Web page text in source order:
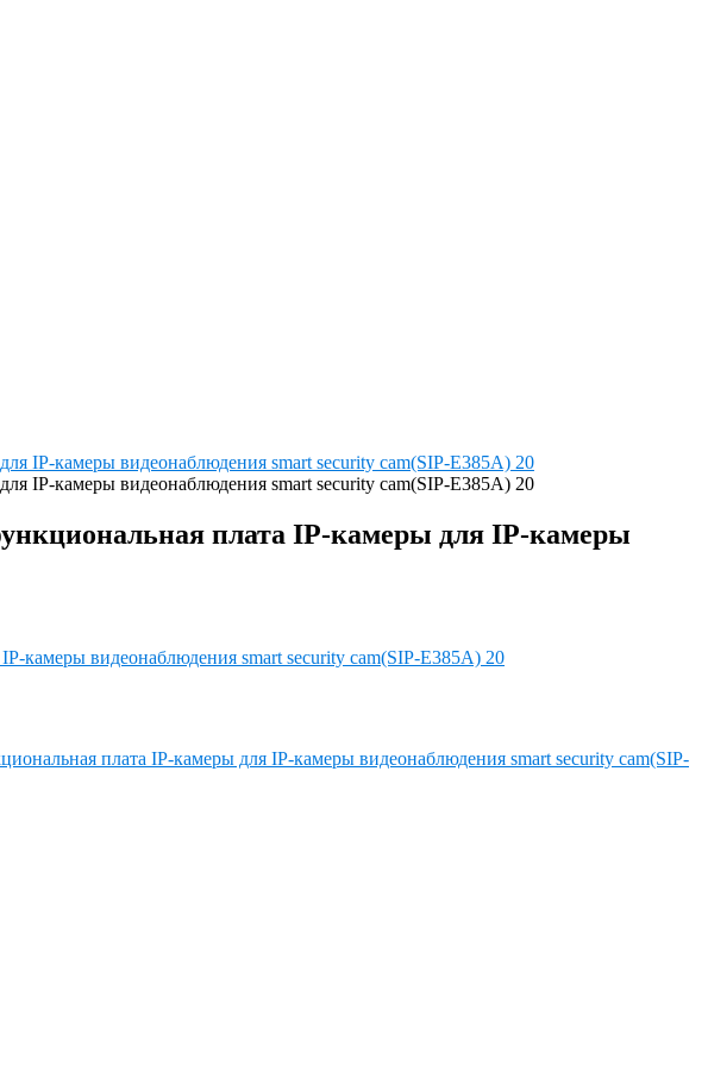
IP-камеры видеонаблюдения smart security cam(SIP-E385A) 20
IP-камеры видеонаблюдения smart security cam(SIP-E385A) 20
плата IP-камеры для IP-камеры
плата IP-камеры для IP-камеры видеонаблюдения smart security cam(SIP-